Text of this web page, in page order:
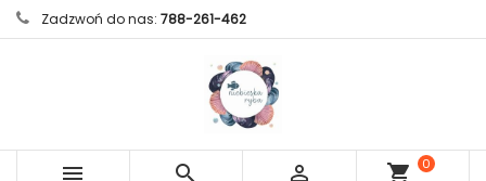
Zadzwoń do nas: 788-261-462
   shopping_cart
0